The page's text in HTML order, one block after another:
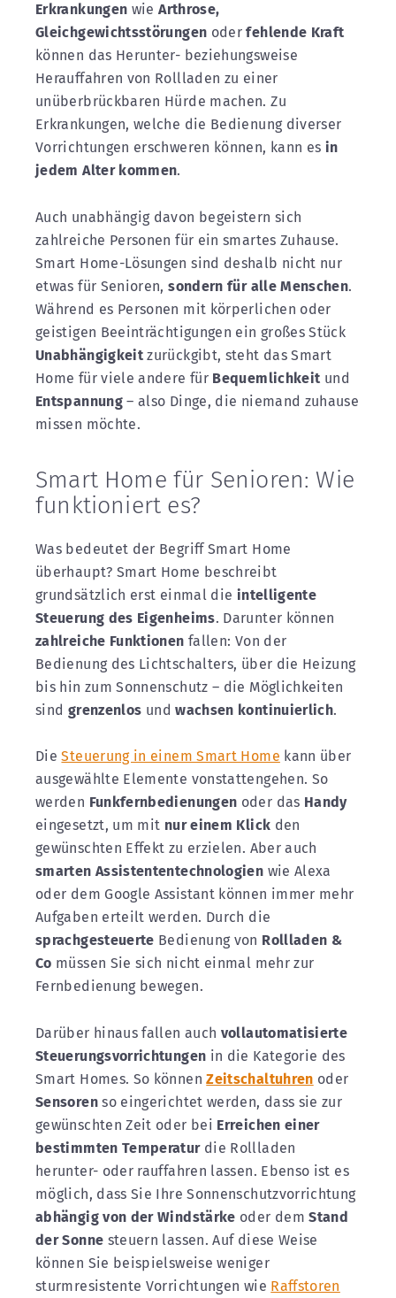
Erkrankungen wieArthrose,
Gleichgewichtsstörungen oderfehlende Kraft
können das Herunter- beziehungsweise
Herauffahren von Rollladen zu einer
unüberbrückbaren Hürde machen. Zu
Erkrankungen, welche die Bedienung diverser
Vorrichtungen erschweren können, kann es in
jedem Alter kommen.
Auch unabhängig davon begeistern sich
zahlreiche Personen für ein smartes Zuhause.
Smart Home-Lösungen sind deshalb nicht nur
etwas für Senioren,sondern für alle Menschen.
Während es Personen mit körperlichen oder
geistigen Beeinträchtigungen ein großes Stück
Unabhängigkeit zurückgibt, steht das Smart
Home für viele andere für Bequemlichkeit und
Entspannung– also Dinge, die niemand zuhause
missen möchte.
Smart Home für Senioren: Wie
funktioniert es?
Was bedeutet der Begriff Smart Home
überhaupt? Smart Home beschreibt
grundsätzlich erst einmal die intelligente
Steuerung des Eigenheims. Darunter können
zahlreiche Funktionen fallen: Von der
Bedienung des Lichtschalters, über die Heizung
bis hin zum Sonnenschutz – die Möglichkeiten
sind grenzenlos undwachsen kontinuierlich.
DieSteuerung in einem Smart Home kann über
ausgewählte Elemente vonstattengehen. So
werden Funkfernbedienungen oder das Handy
eingesetzt, um mit nur einem Klick den
gewünschten Effekt zu erzielen. Aber auch
smarten Assistententechnologien wie Alexa
oder dem Google Assistant können immer mehr
Aufgaben erteilt werden. Durch die
sprachgesteuerte Bedienung von Rollladen &
Co müssen Sie sich nicht einmal mehr zur
Fernbedienung bewegen.
Darüber hinaus fallen auch vollautomatisierte
Steuerungsvorrichtungen in die Kategorie des
Smart Homes. So könnenZeitschaltuhren oder
Sensorenso eingerichtet werden, dass sie zur
gewünschten Zeit oder bei Erreichen einer
bestimmten Temperaturdie Rollladen
herunter- oder rauffahren lassen. Ebenso ist es
möglich, dass Sie Ihre Sonnenschutzvorrichtung
abhängig von der Windstärke oder demStand
der Sonne steuern lassen. Auf diese Weise
können Sie beispielsweise weniger
sturmresistente Vorrichtungen wie Raffstoren